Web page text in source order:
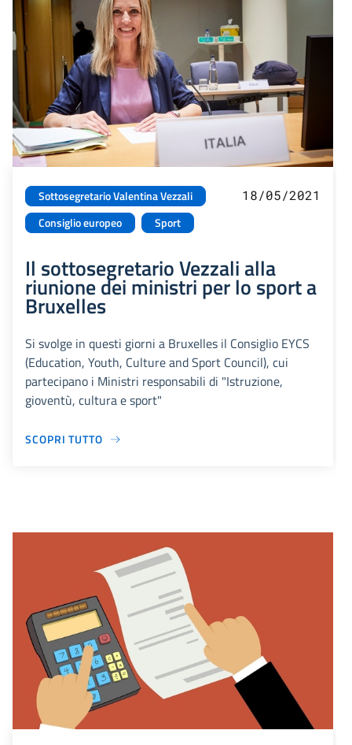
Sottosegretario Valentina Vezzali
Consiglio europeo
Sport
18/05/2021
Il sottosegretario Vezzali alla
riunione dei ministri per lo sport a
Bruxelles
Si svolge in questi giorni a Bruxelles il Consiglio EYCS
(Education, Youth, Culture and Sport Council), cui
partecipano i Ministri responsabili di "Istruzione,
gioventù, cultura e sport"
SCOPRI TUTTO